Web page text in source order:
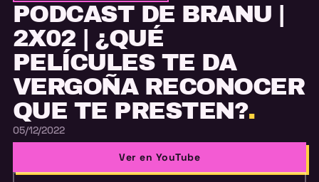
PODCAST DE BRANU |
2X02 | ¿QUÉ
PELÍCULES TE DA
VERGOÑA RECONOCER
QUE TE PRESTEN?.
05/12/2022
Ver en YouTube